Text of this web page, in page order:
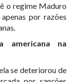
o regime Maduro
por razões
americana na
se deteriorou de